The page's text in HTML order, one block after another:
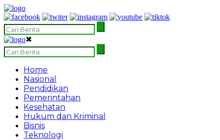
✖
Home
Nasional
Pendidikan
Pemerintahan
Kesehatan
Hukum dan Kriminal
Bisnis
Teknologi